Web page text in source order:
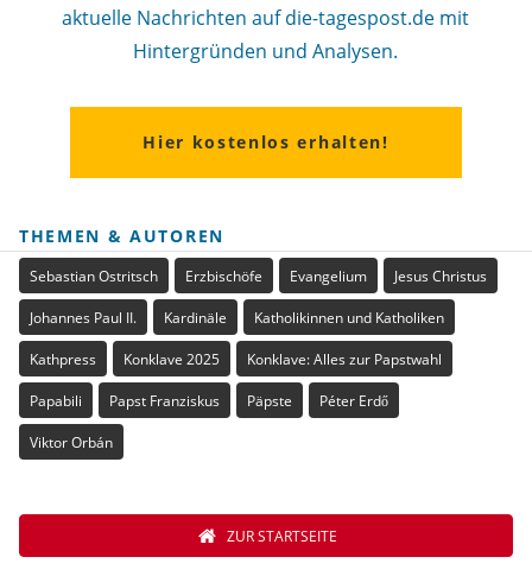
aktuelle Nachrichten auf die-tagespost.de mit
Hintergründen und Analysen.
Hier kostenlos erhalten!
THEMEN & AUTOREN
Sebastian Ostritsch Erzbischöfe Evangelium Jesus Christus
Johannes Paul II. Kardinäle Katholikinnen und Katholiken
Kathpress Konklave 2025 Konklave: Alles zur Papstwahl
Papabili Papst Franziskus Päpste Péter Erdő
Viktor Orbán
ZUR STARTSEITE